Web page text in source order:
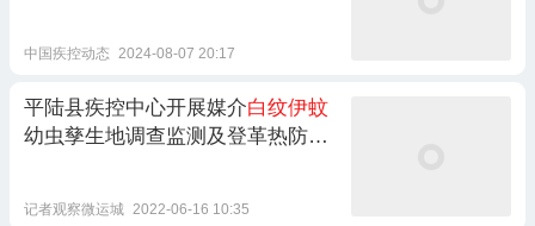
中国疾控动态 2024-08-07 20:17
平陆县疾控中心开展媒介白纹伊蚊
幼虫孳生地调查监测及登革热防控
记者观察微运城 2022-06-16 10:35